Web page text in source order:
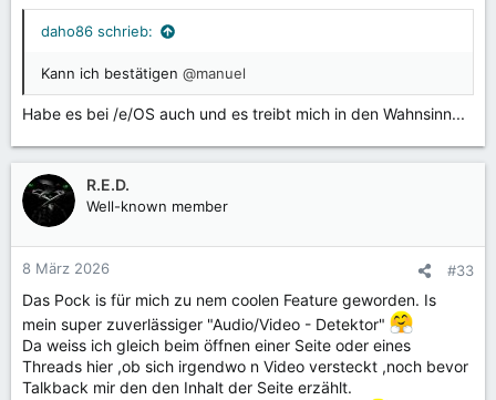
daho86 schrieb:
Kann ich bestätigen @manuel
Habe es bei /e/OS auch und es treibt mich in den Wahnsinn...
R.E.D.
Well-known member
8 März 2026 #33
Das Pock is für mich zu nem coolen Feature geworden. Is
mein super zuverlässiger "Audio/Video - Detektor"
Da weiss ich gleich beim öffnen einer Seite oder eines
Threads hier ,ob sich irgendwo n Video versteckt ,noch bevor
Talkback mir den den Inhalt der Seite erzählt.